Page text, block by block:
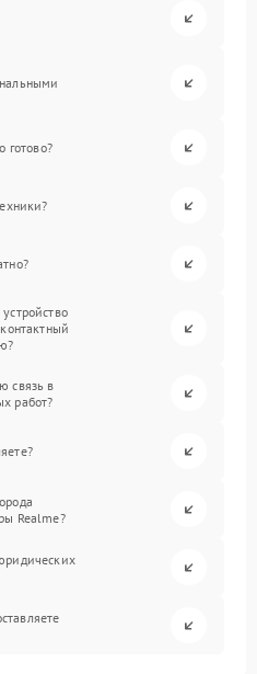
готово?
связь в
работ?
Realme?